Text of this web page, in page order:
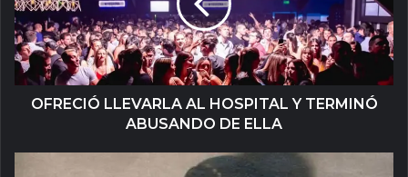
OFRECIÓ LLEVARLA AL HOSPITAL Y TERMINÓ
ABUSANDO DE ELLA